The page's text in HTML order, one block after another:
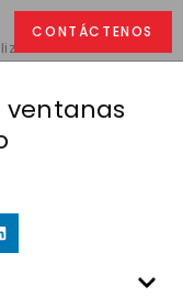
CONTÁCTENOS
en el mundo
ventanas